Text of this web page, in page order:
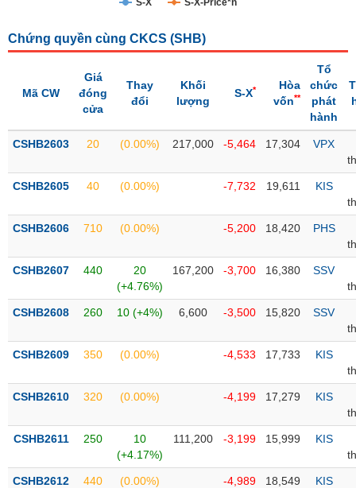
thái
thị
Niêm
Niêm
mới
yết
bổ
Hủy
yết
dõi
biệt
S-X S-X-Price*n
Chứng quyền cùng CKCS (SHB)
Mã CW
Giá
đóng
cửa
Thay
đổi
Khối
lượng
S-X*
Hòa
vốn**
Tổ
chức
phát
hành
CSHB2603 20 (0.00%) 217,000 -5,464 17,304
VPX
CSHB2605 40 (0.00%) -7,732 19,611
KIS
CSHB2606 710 (0.00%) -5,200 18,420 PHS
CSHB2607 440
20
(+4.76%)
167,200 -3,700 16,380
SSV
CSHB2608 260 10 (+4%) 6,600 -3,500 15,820
SSV
CSHB2609 350 (0.00%) -4,533 17,733
KIS
CSHB2610 320 (0.00%) -4,199 17,279
KIS
CSHB2611 250
10
(+4.17%)
111,200 -3,199 15,999
KIS
CSHB2612 440 (0.00%) -4,989 18,549
KIS
NGÀNH
NGHIỆP
PHIẾU
PHÁI
TRÁI
PHIẾU
CÔNG
CỤ
TƯ